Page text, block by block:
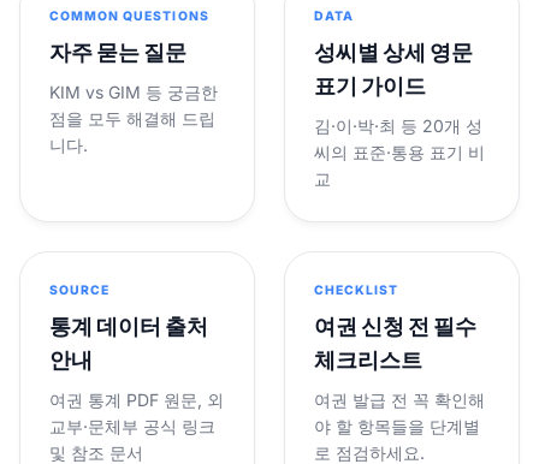
COMMON QUESTIONS
자주 묻는 질문
KIM vs GIM 등 궁금한
점을 모두 해결해 드립
니다.
DATA
성씨별 상세 영문
표기 가이드
김·이·박·최 등 20개 성
씨의 표준·통용 표기 비
교
SOURCE
통계 데이터 출처
안내
여권 통계 PDF 원문, 외
교부·문체부 공식 링크
및 참조 문서
CHECKLIST
여권 신청 전 필수
체크리스트
여권 발급 전 꼭 확인해
야 할 항목들을 단계별
로 점검하세요.